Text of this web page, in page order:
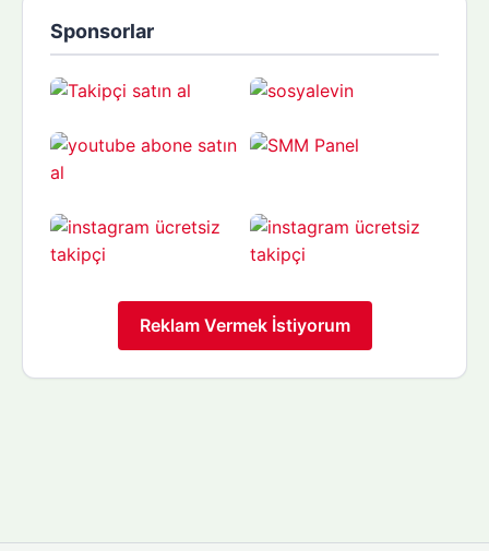
Sponsorlar
Reklam Vermek İstiyorum